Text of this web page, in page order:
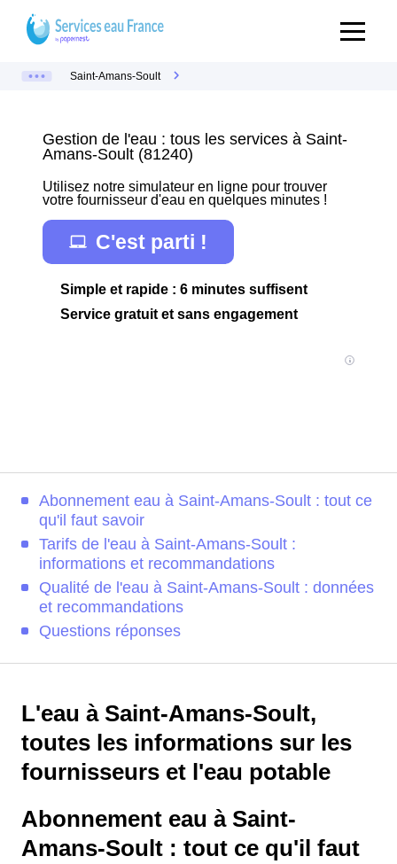
Saint-Amans-Soult
Gestion de l'eau : tous les services à Saint-
Amans-Soult (81240)
Utilisez notre simulateur en ligne pour trouver
votre fournisseur d'eau en quelques minutes !
C'est parti !
Simple et rapide : 6 minutes suffisent
Service gratuit et sans engagement
Abonnement eau à Saint-Amans-Soult : tout ce
qu'il faut savoir
Tarifs de l'eau à Saint-Amans-Soult :
informations et recommandations
Qualité de l'eau à Saint-Amans-Soult : données
et recommandations
Questions réponses
L'eau à Saint-Amans-Soult,
toutes les informations sur les
fournisseurs et l'eau potable
Abonnement eau à Saint-
Amans-Soult : tout ce qu'il faut